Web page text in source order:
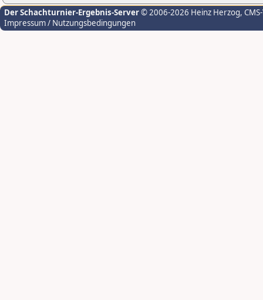
Der Schachturnier-Ergebnis-Server© 2006-2026 Heinz Herzog,
Impressum / Nutzungsbedingungen